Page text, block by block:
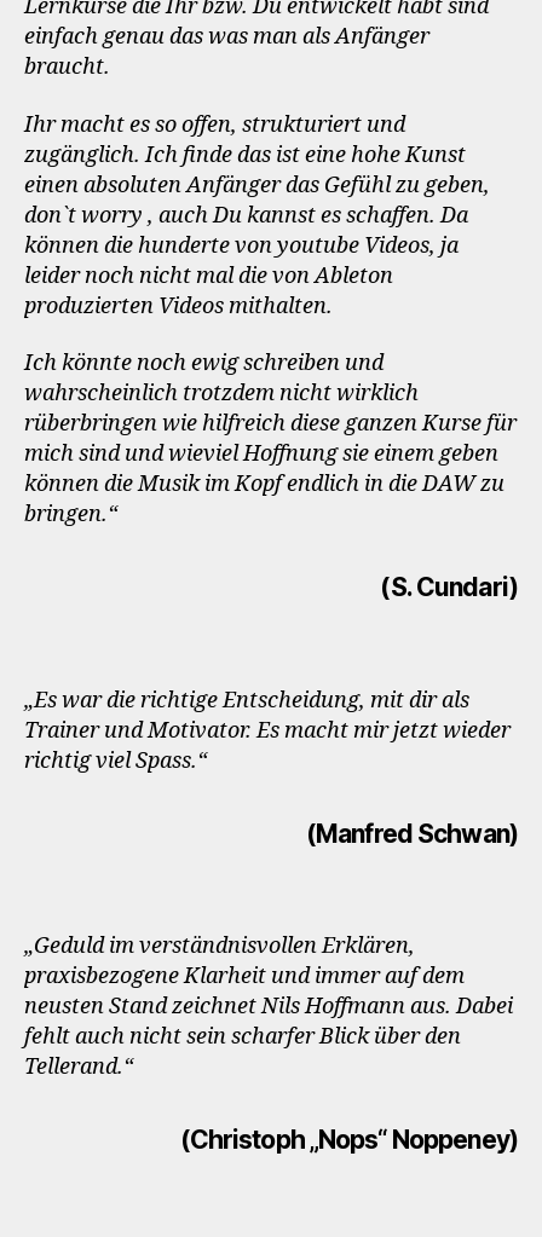
Lernkurse die Ihr bzw. Du entwickelt habt sind
einfach genau das was man als Anfänger
braucht.
Ihr macht es so offen, strukturiert und
zugänglich. Ich finde das ist eine hohe Kunst
einen absoluten Anfänger das Gefühl zu geben,
don`t worry , auch Du kannst es schaffen. Da
können die hunderte von youtube Videos, ja
leider noch nicht mal die von Ableton
produzierten Videos mithalten.
Ich könnte noch ewig schreiben und
wahrscheinlich trotzdem nicht wirklich
rüberbringen wie hilfreich diese ganzen Kurse für
mich sind und wieviel Hoffnung sie einem geben
können die Musik im Kopf endlich in die DAW zu
bringen.“
(S. Cundari)
„Es war die richtige Entscheidung, mit dir als
Trainer und Motivator. Es macht mir jetzt wieder
richtig viel Spass.“
(Manfred Schwan)
„Geduld im verständnisvollen Erklären,
praxisbezogene Klarheit und immer auf dem
neusten Stand zeichnet Nils Hoffmann aus. Dabei
fehlt auch nicht sein scharfer Blick über den
Tellerand.“
(Christoph „Nops“ Noppeney)